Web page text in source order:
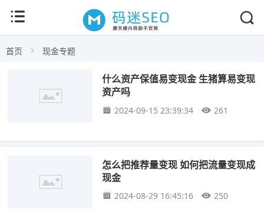
首页 现金专题
什么资产保值易变现金 生猪算易变现
资产吗
2024-09-15 23:39:34 261
怎么把推荐量变现 如何把流量变现成
现金
2024-08-29 16:45:16 250